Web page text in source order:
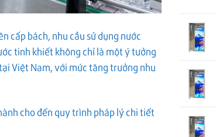
cấp bách, nhu cầu sử dụng nước
tinh khiết không chỉ là một ý tưởng
Việt Nam, với mức tăng trưởng nhu
cho đến quy trình pháp lý chi tiết